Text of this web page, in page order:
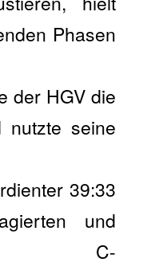
Phasen
der HGV die
nutzte seine
39:33
und
C-